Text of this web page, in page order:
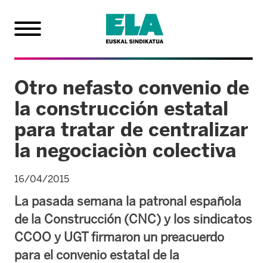
Otro nefasto convenio de
la construcción estatal
para tratar de centralizar
la negociaciòn colectiva
16/04/2015
La pasada semana la patronal española
de la Construcción (CNC) y los sindicatos
CCOO y UGT firmaron un preacuerdo
para el convenio estatal de la